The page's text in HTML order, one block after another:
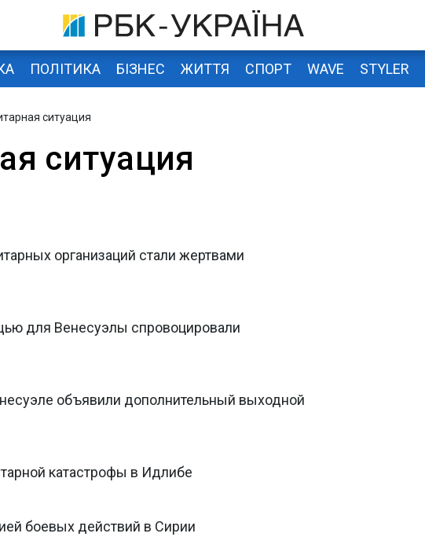
ПОЛІТИКА БІЗНЕС ЖИТТЯ СПОРТ WAVE STYLER
ситуация
ситуация
организаций стали жертвами
для Венесуэлы спровоцировали
объявили дополнительный выходной
катастрофы в Идлибе
боевых действий в Сирии